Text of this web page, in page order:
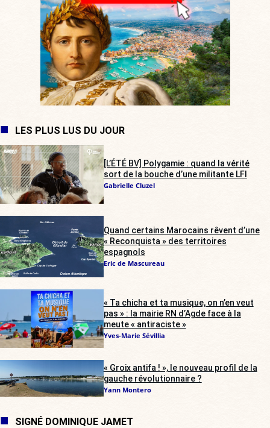
LES PLUS LUS DU JOUR
[L’ÉTÉ BV] Polygamie : quand la vérité
sort de la bouche d’une militante LFI
Gabrielle Cluzel
Quand certains Marocains rêvent d’une
« Reconquista » des territoires
espagnols
Eric de Mascureau
« Ta chicha et ta musique, on n’en veut
pas » : la mairie RN d’Agde face à la
meute « antiraciste »
Yves-Marie Sévillia
« Groix antifa ! », le nouveau profil de la
gauche révolutionnaire ?
Yann Montero
SIGNÉ DOMINIQUE JAMET